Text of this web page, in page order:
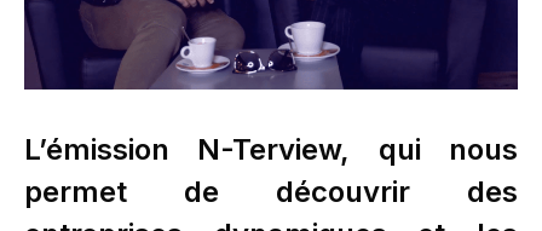
L’émission N-Terview, qui nous
permet de découvrir des